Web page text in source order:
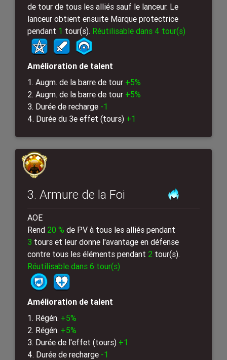
de tour de tous les alliés sauf le lanceur. Le
lanceur obtient ensuite Marque protectrice
pendant 1 tour(s). Réutilisable dans 4 tour(s)
Amélioration de talent
1. Augm. de la barre de tour +5%
2. Augm. de la barre de tour +5%
3. Durée de recharge -1
4. Durée du 3e effet (tours) +1
3. Armure de la Foi
AOE
Rend 20 % de PV à tous les alliés pendant
3 tours et leur donne l'avantage en défense
contre tous les éléments pendant 2 tour(s).
Réutilisable dans 6 tour(s)
Amélioration de talent
1. Régén. +5%
2. Régén. +5%
3. Durée de l'effet (tours) +1
4. Durée de recharge -1